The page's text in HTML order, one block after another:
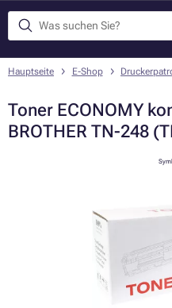
Hauptseite E-Shop
Toner ECONOMY
BROTHER TN-248